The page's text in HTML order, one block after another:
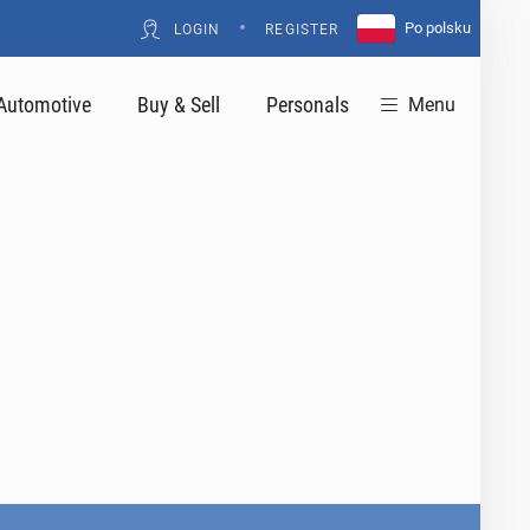
LOGIN • REGISTER Po polsku
Buy & Sell Personals Menu